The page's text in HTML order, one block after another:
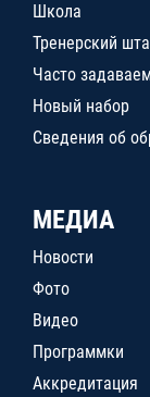
Школа
Тренерский
Часто
Новый набор
Сведения об
МЕДИА
Новости
Фото
Видео
Программки
Аккредитация